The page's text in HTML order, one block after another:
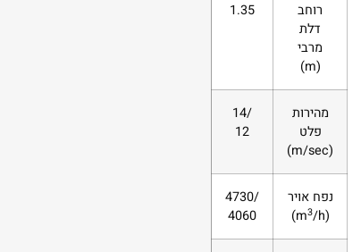
רוחב
דלת
מרבי
(
m
)
1.35
מהירות
פלט
(
m/sec
)
14/
12
נפח אויר
(
m3/h
)
4730/
4060